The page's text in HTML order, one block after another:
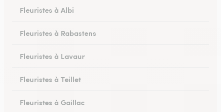
Fleuristes à Albi
Fleuristes à Rabastens
Fleuristes à Lavaur
Fleuristes à Teillet
Fleuristes à Gaillac